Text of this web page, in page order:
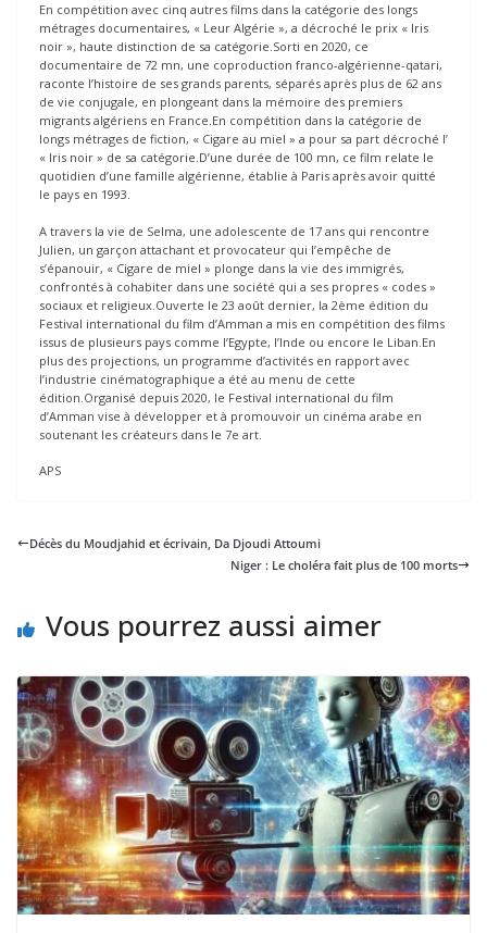
En compétition avec cinq autres films dans la catégorie des longs
métrages documentaires, « Leur Algérie », a décroché le prix « Iris
noir », haute distinction de sa catégorie.Sorti en 2020, ce
documentaire de 72 mn, une coproduction franco-algérienne-qatari,
raconte l’histoire de ses grands parents, séparés après plus de 62 ans
de vie conjugale, en plongeant dans la mémoire des premiers
migrants algériens en France.En compétition dans la catégorie de
longs métrages de fiction, « Cigare au miel » a pour sa part décroché l’
« Iris noir » de sa catégorie.D’une durée de 100 mn, ce film relate le
quotidien d’une famille algérienne, établie à Paris après avoir quitté
le pays en 1993.
A travers la vie de Selma, une adolescente de 17 ans qui rencontre
Julien, un garçon attachant et provocateur qui l’empêche de
s’épanouir, « Cigare de miel » plonge dans la vie des immigrés,
confrontés à cohabiter dans une société qui a ses propres « codes »
sociaux et religieux.Ouverte le 23 août dernier, la 2ème édition du
Festival international du film d’Amman a mis en compétition des films
issus de plusieurs pays comme l’Egypte, l’Inde ou encore le Liban.En
plus des projections, un programme d’activités en rapport avec
l’industrie cinématographique a été au menu de cette
édition.Organisé depuis 2020, le Festival international du film
d’Amman vise à développer et à promouvoir un cinéma arabe en
soutenant les créateurs dans le 7e art.
APS
Décès du Moudjahid et écrivain, Da Djoudi Attoumi
Niger : Le choléra fait plus de 100 morts
Vous pourrez aussi aimer